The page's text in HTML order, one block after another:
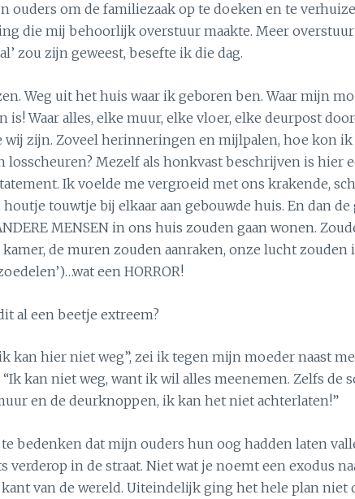
ouders om de familiezaak op te doeken en te
die mij behoorlijk overstuur maakte. Meer
zou zijn geweest, besefte ik die dag.
Weg uit het huis waar ik geboren ben. Waar mijn
is! Waar alles, elke muur, elke vloer, elke deurpost
wij zijn. Zoveel herinneringen en mijlpalen, hoe kon ik
losscheuren? Mezelf als honkvast beschrijven is hier
Ik voelde me vergroeid met ons krakende,
houtje touwtje bij elkaar aan gebouwde huis. En dan de
MENSEN in ons huis zouden gaan wonen.
de muren zouden aanraken, onze lucht zouden
een HORROR!
al een beetje extreem?
kan hier niet weg”, zei ik tegen mijn moeder naast
“Ik kan niet weg, want ik wil alles meenemen. Zelfs de
en de deurknoppen, ik kan het niet achterlaten!”
bedenken dat mijn ouders hun oog hadden laten
verderop in de straat. Niet wat je noemt een exodus
van de wereld. Uiteindelijk ging het hele plan niet